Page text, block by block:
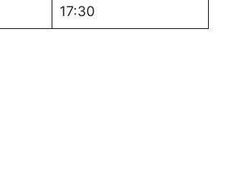
17:30